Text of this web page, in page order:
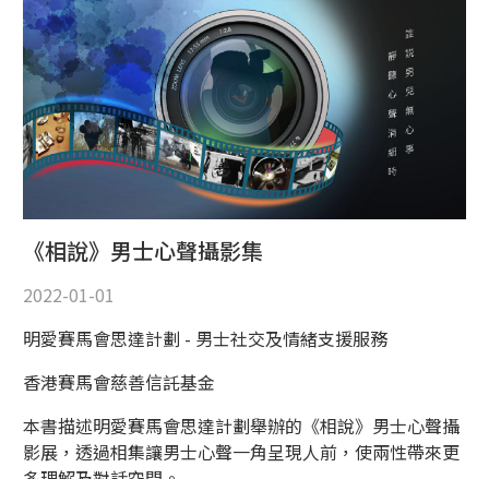
《相說》男士心聲攝影集
2022-01-01
明愛賽馬會思達計劃 - 男士社交及情緒支援服務
香港賽馬會慈善信託基金
本書描述明愛賽馬會思達計劃舉辦的《相說》男士心聲攝
影展，透過相集讓男士心聲一角呈現人前，使兩性帶來更